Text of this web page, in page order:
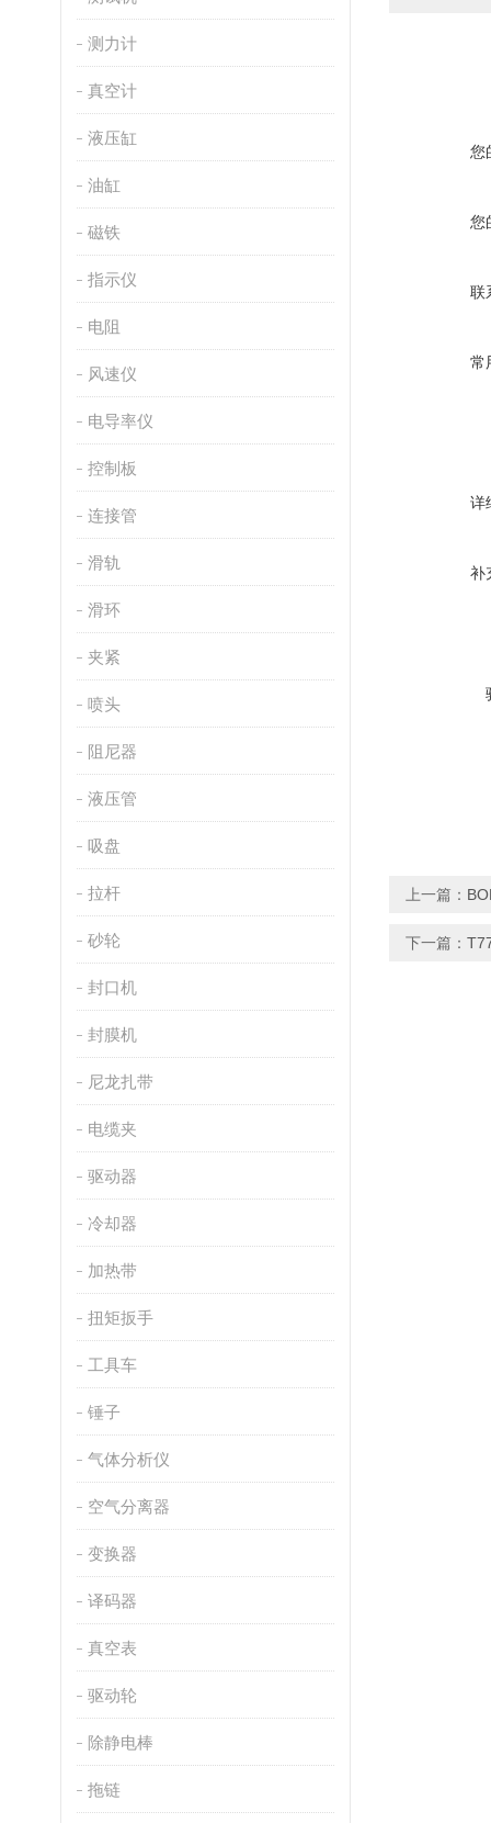
测力计
真空计
液压缸
油缸
磁铁
指示仪
电阻
风速仪
电导率仪
控制板
连接管
滑轨
滑环
夹紧
喷头
阻尼器
液压管
吸盘
拉杆
砂轮
封口机
封膜机
尼龙扎带
电缆夹
驱动器
冷却器
加热带
扭矩扳手
工具车
锤子
气体分析仪
空气分离器
变换器
译码器
真空表
驱动轮
除静电棒
拖链
您
您
联
常
详
补
上一篇：
下一篇：